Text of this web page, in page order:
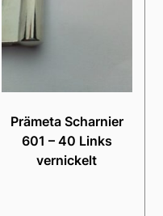
Prämeta Scharnier
601 – 40 Links
vernickelt